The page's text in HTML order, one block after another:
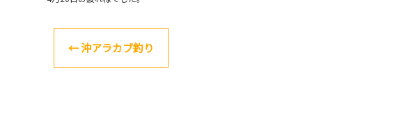
←沖アラカブ釣り